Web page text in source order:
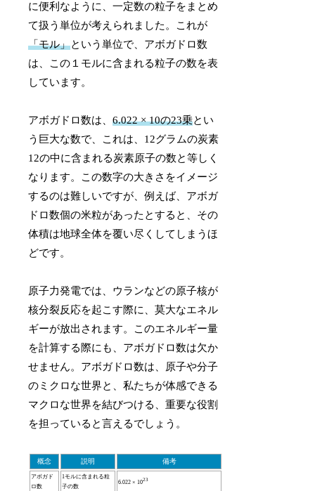
に便利なように、一定数の粒子をまとめ
て扱う単位が考えられました。これが
「モル」という単位で、アボガドロ数
は、この１モルに含まれる粒子の数を表
しています。
アボガドロ数は、6.022 × 10の23乗とい
う巨大な数で、これは、12グラムの炭素
12の中に含まれる炭素原子の数と等しく
なります。この数字の大きさをイメージ
するのは難しいですが、例えば、アボガ
ドロ数個の米粒があったとすると、その
体積は地球全体を覆い尽くしてしまうほ
どです。
原子力発電では、ウランなどの原子核が
核分裂反応を起こす際に、莫大なエネル
ギーが放出されます。このエネルギー量
を計算する際にも、アボガドロ数は欠か
せません。アボガドロ数は、原子や分子
のミクロな世界と、私たちが体感できる
マクロな世界を結びつける、重要な役割
を担っていると言えるでしょう。
概念 説明 備考
アボガド
ロ数
1モルに含まれる粒
子の数
6.022 × 1023